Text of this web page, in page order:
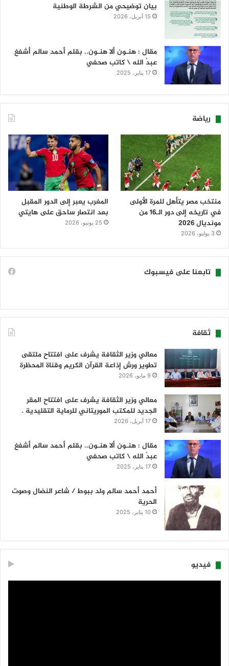
بيان توضيحي من الشرطة الوطنية
15 أبريل، 2026
مقال : هنـون ألا هنـون.. بقلم أحمد سالم أشفغ
عبدُ الله \ كاتب صحفي
17 يناير، 2025
رياضة
منتخب مصر يتأهل للمرة الأولى
في تاريخه إلى دور الـ16 من
مونديال 2026
3 يوليو، 2026
المغرب يعبر إلى الدور المقبل
بعد انتصار ساحق على هايتي
25 يونيو، 2026
تابعنا على فيسبوك
ثقافة
معالي وزير الثقافة يشرف على افتتاح ملتقى
تطوير ورش إذاعة القرآن الكريم وقناة المحظرة
9 مايو، 2026
معالي وزير الثقافة يشرف على افتتاح المقر
الجديد للمكتب الموريتاني للرماية التقليدية .
17 أبريل، 2026
مقال : هنـون ألا هنـون.. بقلم أحمد سالم أشفغ
عبدُ الله \ كاتب صحفي
17 يناير، 2025
أحمد أحمد سالم ولد ببوط / شاعر النضال وصوت
الحرية
10 يناير، 2025
فيديو